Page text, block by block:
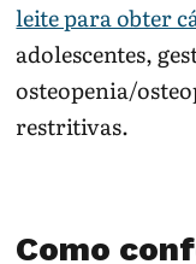
leite para obter
adolescentes,
osteopenia/
restritivas.
Como